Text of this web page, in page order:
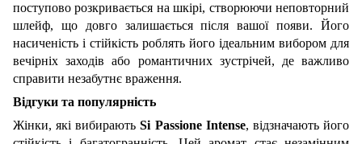
поступово розкривається на шкірі, створюючи неповторний
шлейф, що довго залишається після вашої появи. Його
насиченість і стійкість роблять його ідеальним вибором для
вечірніх заходів або романтичних зустрічей, де важливо
справити незабутнє враження.
Відгуки та популярність
Жінки, які вибираютьSi Passione Intense, відзначають його